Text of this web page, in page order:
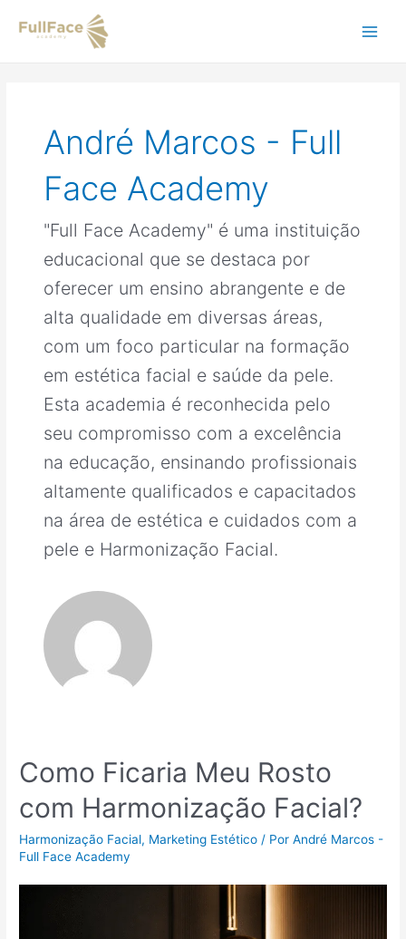
para
André Marcos - Full
Face Academy
"Full Face Academy" é uma instituição
educacional que se destaca por
oferecer um ensino abrangente e de
alta qualidade em diversas áreas,
com um foco particular na formação
em estética facial e saúde da pele.
Esta academia é reconhecida pelo
seu compromisso com a excelência
na educação, ensinando profissionais
altamente qualificados e capacitados
na área de estética e cuidados com a
pele e Harmonização Facial.
Como Ficaria Meu Rosto
com Harmonização Facial?
Harmonização Facial, Marketing Estético / PorAndré Marcos -
Full Face Academy